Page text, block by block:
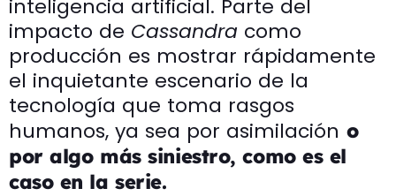
inteligencia artificial. Parte del
impacto de Cassandra como
producción es mostrar rápidamente
el inquietante escenario de la
tecnología que toma rasgos
humanos, ya sea por asimilación o
por algo más siniestro, como es el
caso en la serie.